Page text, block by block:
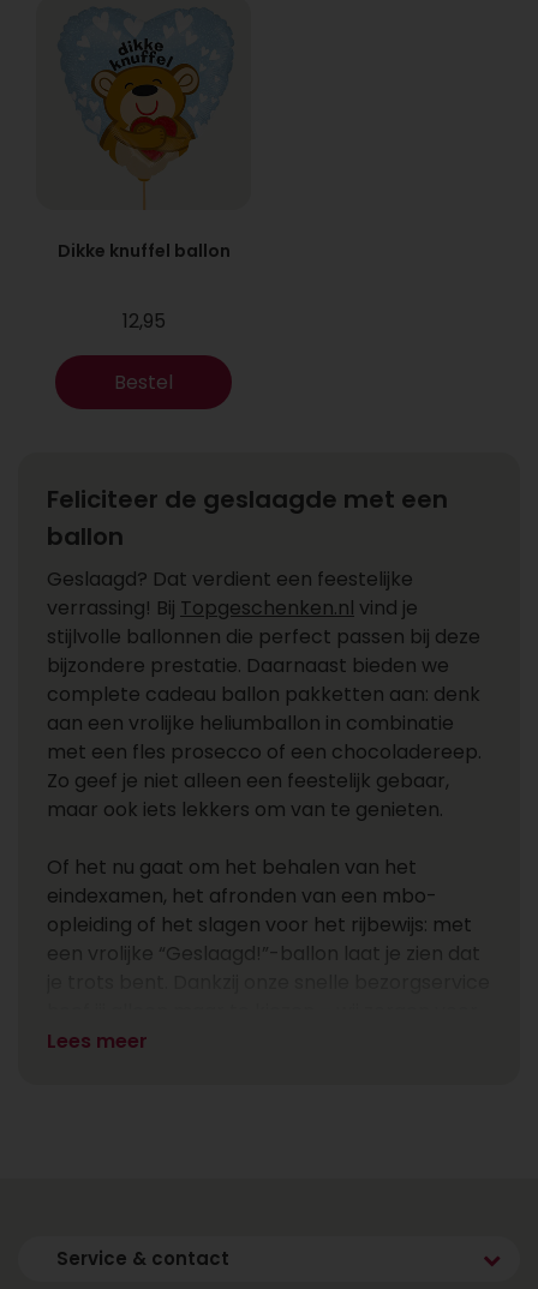
Dikke knuffel ballon
12,95
Bestel
Feliciteer de geslaagde met een
ballon
Geslaagd? Dat verdient een feestelijke
verrassing! Bij Topgeschenken.nl vind je
stijlvolle ballonnen die perfect passen bij deze
bijzondere prestatie. Daarnaast bieden we
complete cadeau ballon pakketten aan: denk
aan een vrolijke heliumballon in combinatie
met een fles prosecco of een chocoladereep.
Zo geef je niet alleen een feestelijk gebaar,
maar ook iets lekkers om van te genieten.
Of het nu gaat om het behalen van het
eindexamen, het afronden van een mbo-
opleiding of het slagen voor het rijbewijs: met
een vrolijke “Geslaagd!”-ballon laat je zien dat
de rest.
doorzettingsvermogen. Of het nu om een
Lees meer
Service & contact